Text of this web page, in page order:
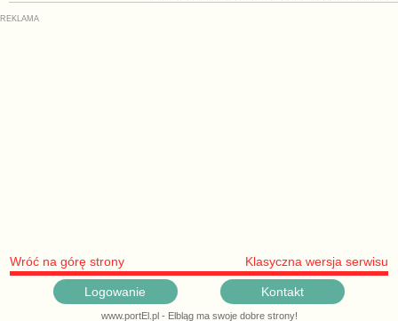
Wróć na górę strony Klasyczna wersja serwisu
Logowanie Kontakt
www.portEl.pl - Elbląg ma swoje dobre strony!